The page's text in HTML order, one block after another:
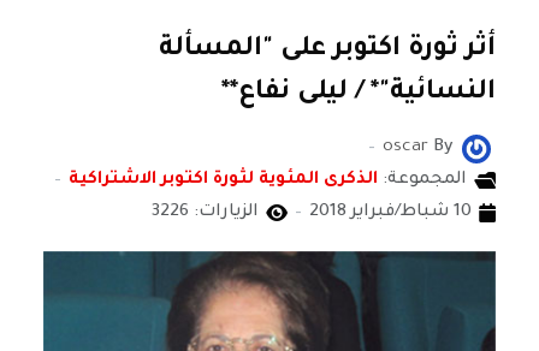
أثر ثورة اكتوبر على "المسألة
النسائية"* / ليلى نفاع**
By
oscar
المجموعة: الذكرى المئوية لثورة اكتوبر الاشتراكية
10 شباط/فبراير 2018
الزيارات: 3226